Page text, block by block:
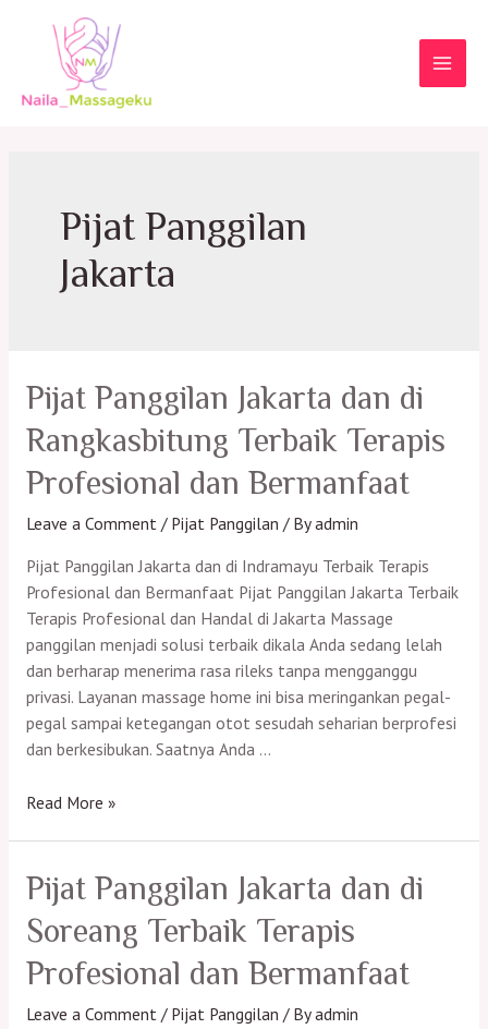
Pijat Panggilan
Jakarta
Pijat Panggilan Jakarta dan di
Rangkasbitung Terbaik Terapis
Profesional dan Bermanfaat
Leave a Comment / Pijat Panggilan / Byadmin
Pijat Panggilan Jakarta dan di Indramayu Terbaik Terapis
Profesional dan Bermanfaat Pijat Panggilan Jakarta Terbaik
Terapis Profesional dan Handal di Jakarta Massage
panggilan menjadi solusi terbaik dikala Anda sedang lelah
dan berharap menerima rasa rileks tanpa mengganggu
privasi. Layanan massage home ini bisa meringankan pegal-
pegal sampai ketegangan otot sesudah seharian berprofesi
dan berkesibukan. Saatnya Anda …
Pijat
dan
di
Rangkasbitung
Terbaik
Terapis
Profesional
Read More »
Pijat Panggilan Jakarta dan di
Soreang Terbaik Terapis
Profesional dan Bermanfaat
Leave a Comment / Pijat Panggilan / Byadmin